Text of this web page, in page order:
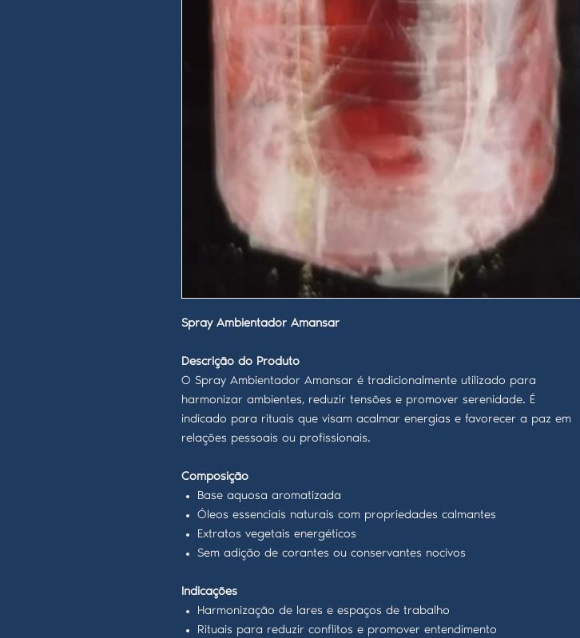
Spray Ambientador Amansar
Descrição do Produto
O Spray Ambientador Amansar é tradicionalmente utilizado para
harmonizar ambientes, reduzir tensões e promover serenidade. É
indicado para rituais que visam acalmar energias e favorecer a paz em
relações pessoais ou profissionais.
Composição
Base aquosa aromatizada
Óleos essenciais naturais com propriedades calmantes
Extratos vegetais energéticos
Sem adição de corantes ou conservantes nocivos
Indicações
Harmonização de lares e espaços de trabalho
Rituais para reduzir conflitos e promover entendimento